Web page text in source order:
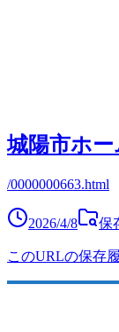
城陽市ホ
/0000000663.html
2026/4/8 保
このURLの保存